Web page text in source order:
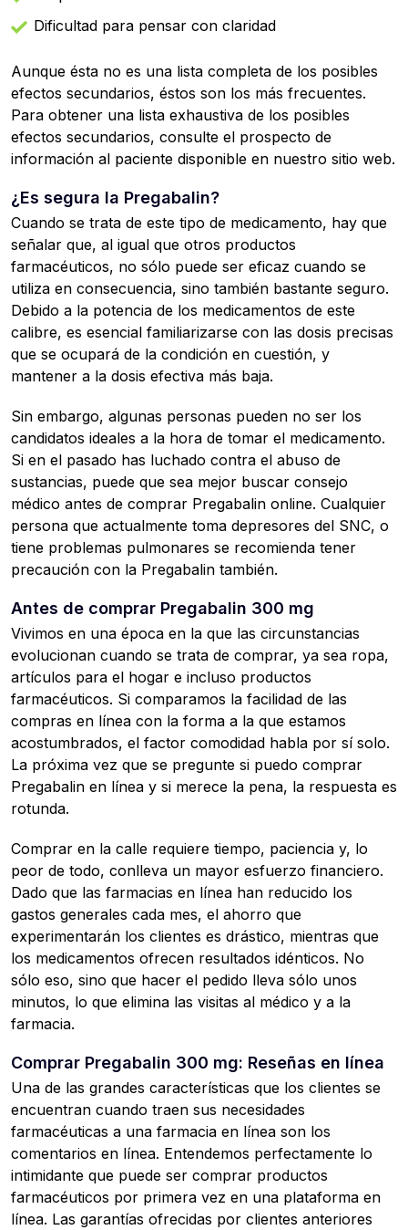
Dificultad para pensar con claridad
Aunque ésta no es una lista completa de los posibles
efectos secundarios, éstos son los más frecuentes.
Para obtener una lista exhaustiva de los posibles
efectos secundarios, consulte el prospecto de
información al paciente disponible en nuestro sitio web.
¿Es segura la Pregabalin?
Cuando se trata de este tipo de medicamento, hay que
señalar que, al igual que otros productos
farmacéuticos, no sólo puede ser eficaz cuando se
utiliza en consecuencia, sino también bastante seguro.
Debido a la potencia de los medicamentos de este
calibre, es esencial familiarizarse con las dosis precisas
que se ocupará de la condición en cuestión, y
mantener a la dosis efectiva más baja.
Sin embargo, algunas personas pueden no ser los
candidatos ideales a la hora de tomar el medicamento.
Si en el pasado has luchado contra el abuso de
sustancias, puede que sea mejor buscar consejo
médico antes de comprar Pregabalin online. Cualquier
persona que actualmente toma depresores del SNC, o
tiene problemas pulmonares se recomienda tener
precaución con la Pregabalin también.
Antes de comprar Pregabalin 300 mg
Vivimos en una época en la que las circunstancias
evolucionan cuando se trata de comprar, ya sea ropa,
artículos para el hogar e incluso productos
farmacéuticos. Si comparamos la facilidad de las
compras en línea con la forma a la que estamos
acostumbrados, el factor comodidad habla por sí solo.
La próxima vez que se pregunte si puedo comprar
Pregabalin en línea y si merece la pena, la respuesta es
rotunda.
Comprar en la calle requiere tiempo, paciencia y, lo
peor de todo, conlleva un mayor esfuerzo financiero.
Dado que las farmacias en línea han reducido los
gastos generales cada mes, el ahorro que
experimentarán los clientes es drástico, mientras que
los medicamentos ofrecen resultados idénticos. No
sólo eso, sino que hacer el pedido lleva sólo unos
minutos, lo que elimina las visitas al médico y a la
farmacia.
Comprar Pregabalin 300 mg: Reseñas en línea
Una de las grandes características que los clientes se
encuentran cuando traen sus necesidades
farmacéuticas a una farmacia en línea son los
comentarios en línea. Entendemos perfectamente lo
intimidante que puede ser comprar productos
farmacéuticos por primera vez en una plataforma en
línea. Las garantías ofrecidas por clientes anteriores